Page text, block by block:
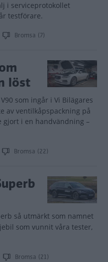
i serviceprotokollet
testförare.
Bromsa (7)
löst
som ingår i Vi Bilägares
av ventilkåpspackning på
gjort i en handvändning –
Bromsa (22)
så utmärkt som namnet
som vunnit våra tester,
Bromsa (21)